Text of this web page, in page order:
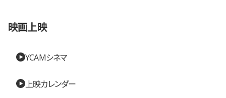
映画上映
YCAMシネマ
上映カレンダー